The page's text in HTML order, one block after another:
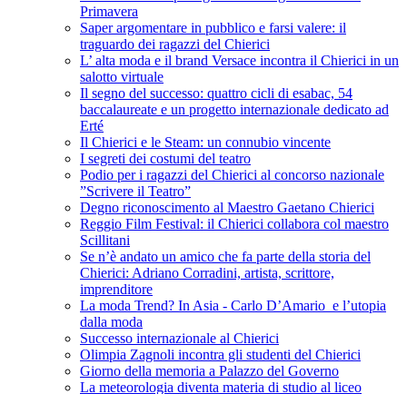
Primavera
Saper argomentare in pubblico e farsi valere: il
traguardo dei ragazzi del Chierici
L’ alta moda e il brand Versace incontra il Chierici in un
salotto virtuale
Il segno del successo: quattro cicli di esabac, 54
baccalaureate e un progetto internazionale dedicato ad
Erté
Il Chierici e le Steam: un connubio vincente
I segreti dei costumi del teatro
Podio per i ragazzi del Chierici al concorso nazionale
”Scrivere il Teatro”
Degno riconoscimento al Maestro Gaetano Chierici
Reggio Film Festival: il Chierici collabora col maestro
Scillitani
Se n’è andato un amico che fa parte della storia del
Chierici: Adriano Corradini, artista, scrittore,
imprenditore
La moda Trend? In Asia - Carlo D’Amario e l’utopia
dalla moda
Successo internazionale al Chierici
Olimpia Zagnoli incontra gli studenti del Chierici
Giorno della memoria a Palazzo del Governo
La meteorologia diventa materia di studio al liceo